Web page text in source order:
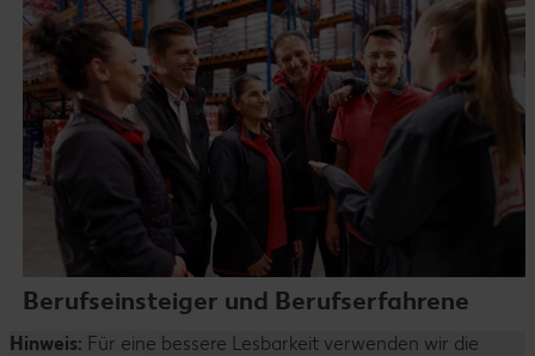
Berufseinsteiger und Berufserfahrene
Hinweis: Für eine bessere Lesbarkeit verwenden wir die